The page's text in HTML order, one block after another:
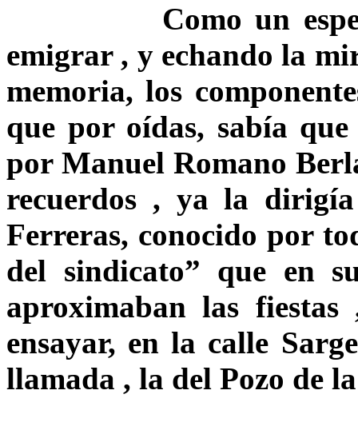
Como un
emigrar , y echando la
memoria, los
que por oídas, sabía
por Manuel Romano
recuerdos , ya la
Ferreras, conocido por
del sindicato” que en
aproximaban las
ensayar, en la calle
llamada , la del Pozo de